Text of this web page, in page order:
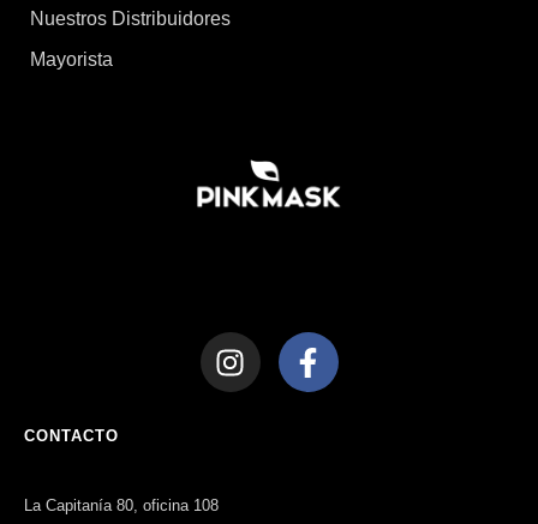
Nuestros Distribuidores
Mayorista
CONTACTO
La Capitanía 80, oficina 108